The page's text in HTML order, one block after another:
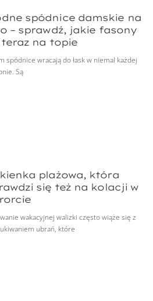
spódnice damskie na
– sprawdź, jakie fasony
na topie
spódnice wracają do łask w niemal każdej
Są
plażowa, która
się też na kolacji w
wakacyjnej walizki często wiąże się z
ubrań, które